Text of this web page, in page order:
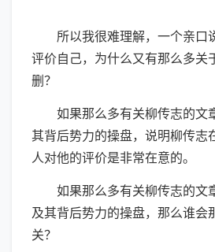
所以我很难理解，一个亲口
评价自己，为什么又有那么多关
删？
如果那么多有关柳传志的文
其背后势力的操盘，说明柳传志
人对他的评价是非常在意的。
如果那么多有关柳传志的文
及其背后势力的操盘，那么谁会
关？